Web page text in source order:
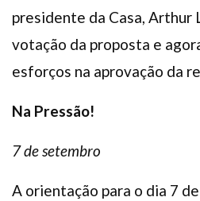
presidente da Casa, Arthur
votação da proposta e
esforços na aprovação da
Na Pressão!
7 de setembro
A orientação para o dia 7